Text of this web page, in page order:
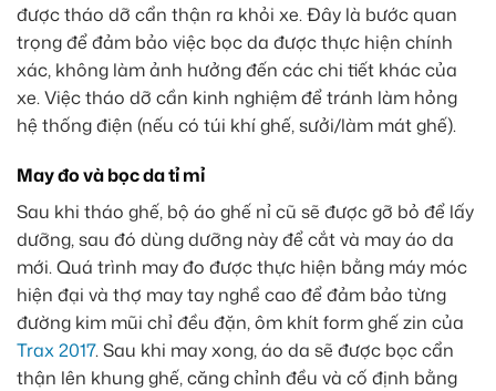
được tháo dỡ cẩn thận ra khỏi xe. Đây là bước quan
trọng để đảm bảo việc bọc da được thực hiện chính
xác, không làm ảnh hưởng đến các chi tiết khác của
xe. Việc tháo dỡ cần kinh nghiệm để tránh làm hỏng
hệ thống điện (nếu có túi khí ghế, sưởi/làm mát ghế).
May đo và bọc da tỉ mỉ
Sau khi tháo ghế, bộ áo ghế nỉ cũ sẽ được gỡ bỏ để lấy
dưỡng, sau đó dùng dưỡng này để cắt và may áo da
mới. Quá trình may đo được thực hiện bằng máy móc
hiện đại và thợ may tay nghề cao để đảm bảo từng
đường kim mũi chỉ đều đặn, ôm khít form ghế zin của
Trax 2017. Sau khi may xong, áo da sẽ được bọc cẩn
thận lên khung ghế, căng chỉnh đều và cố định bằng